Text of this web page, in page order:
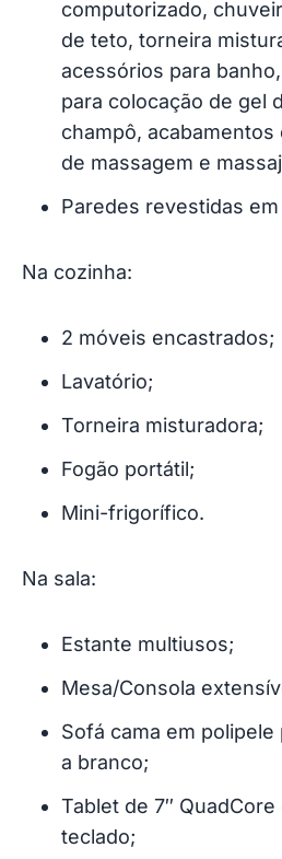
computorizado,
de teto, torneira
acessórios para
para colocação de gel
champô, acabamentos
de massagem e
Paredes revestidas
Na cozinha:
2 móveis encastrados;
Lavatório;
Torneira misturadora;
Fogão portátil;
Mini-frigorífico.
Na sala:
Estante multiusos;
Mesa/Consola
Sofá cama em
a branco;
Tablet de 7″
teclado;